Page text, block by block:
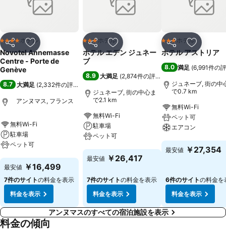
リーエリアが含まれています。とてもフレンドリーな雰囲気の「ルーフ
トップ 46」バーからは、ジュネーブの山々の素晴らしい眺めをお楽し
シェア お気に入りに追加
4 ホテルのランク
ホテル
Novotel Annemasse
Centre - Porte de
Genève
8.7 大満足 (2,332件の評価
アンヌマス, フランス
無料Wi-Fi
駐車場
ペット可
料金を表示
最安値 ￥16,499
7件のサイトの料金を表示
料金を表示
シェア お気に入りに追加
3 ホテルのランク
ホテル
ホテル エデン ジュネー
ブ
8.9 大満足 (2,874件の評価
ジュネーブ, 街の中心ま
で2.1 km
無料Wi-Fi
駐車場
ペット可
料金を表示
最安値 ￥26,417
7件のサイトの料金を表示
料金を表示
シェア お気に入
3 ホテルのランク
ホテル
ホテル アストリア
8.0 満足 (6,991件の
ジュネーブ, 街の中
で0.7 km
無料Wi-Fi
ペット可
エアコン
料金を表示
最安値 ￥27,354
6件のサイトの料金を
料金を表示
アンヌマスのすべての宿泊施設を表示
料金の傾向